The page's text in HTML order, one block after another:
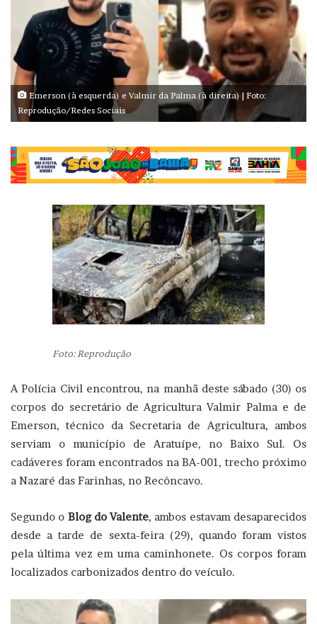
Emerson (à esquerda) e Valmir da Palma (à direita) | Foto:
Reprodução/Redes Sociais
Foto: Reprodução
A Polícia Civil encontrou, na manhã deste sábado (30) os
corpos do secretário de Agricultura Valmir Palma e de
Emerson, técnico da Secretaria de Agricultura, ambos
serviam o município de Aratuípe, no Baixo Sul. Os
cadáveres foram encontrados na BA-001, trecho próximo
a Nazaré das Farinhas, no Recôncavo.
Segundo o Blog do Valente, ambos estavam desaparecidos
desde a tarde de sexta-feira (29), quando foram vistos
pela última vez em uma caminhonete. Os corpos foram
localizados carbonizados dentro do veículo.